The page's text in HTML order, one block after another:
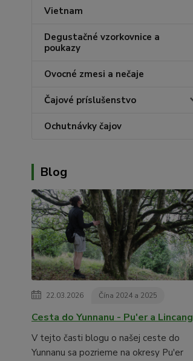
Vietnam
Degustačné vzorkovnice a
poukazy
Ovocné zmesi a nečaje
Čajové príslušenstvo
Ochutnávky čajov
Blog
22.03.2026 Čína 2024 a 2025
Cesta do Yunnanu - Pu'er a Lincang
V tejto časti blogu o našej ceste do
Yunnanu sa pozrieme na okresy Pu'er